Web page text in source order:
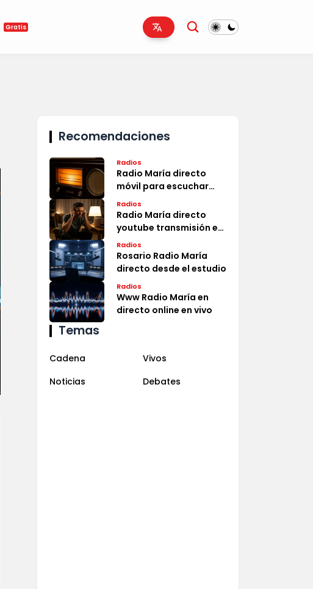
Gratis
Recomendaciones
Radios
Radio María directo
móvil para escuchar
ahora
Radios
Radio María directo
youtube transmisión en
vivo
Radios
Rosario Radio María
directo desde el estudio
Radios
Www Radio María en
directo online en vivo
Temas
Cadena
Vivos
Noticias
Debates